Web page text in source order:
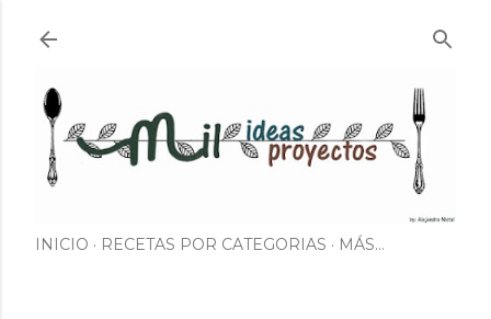
INICIO RECETAS POR CATEGORIAS MÁS…